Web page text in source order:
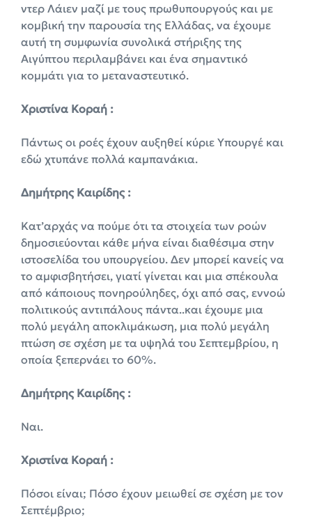
ντερ Λάιεν μαζί με τους πρωθυπουργούς και με
κομβική την παρουσία της Ελλάδας, να έχουμε
αυτή τη συμφωνία συνολικά στήριξης της
Αιγύπτου περιλαμβάνει και ένα σημαντικό
κομμάτι για το μεταναστευτικό.
Χριστίνα Κοραή :
Πάντως οι ροές έχουν αυξηθεί κύριε Υπουργέ και
εδώ χτυπάνε πολλά καμπανάκια.
Δημήτρης Καιρίδης :
Κατ’αρχάς να πούμε ότι τα στοιχεία των ροών
δημοσιεύονται κάθε μήνα είναι διαθέσιμα στην
ιστοσελίδα του υπουργείου. Δεν μπορεί κανείς να
το αμφισβητήσει, γιατί γίνεται και μια σπέκουλα
από κάποιους πονηρούληδες, όχι από σας, εννοώ
πολιτικούς αντιπάλους πάντα..και έχουμε μια
πολύ μεγάλη αποκλιμάκωση, μια πολύ μεγάλη
πτώση σε σχέση με τα υψηλά του Σεπτεμβρίου, η
οποία ξεπερνάει το 60%.
Δημήτρης Καιρίδης :
Ναι.
Χριστίνα Κοραή :
Πόσοι είναι; Πόσο έχουν μειωθεί σε σχέση με τον
Σεπτέμβριο;